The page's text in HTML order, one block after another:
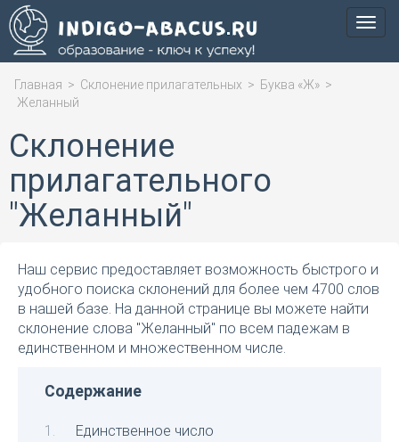
Меню
Главная > Склонение прилагательных > Буква «Ж» >
Желанный
Склонение
прилагательного
"Желанный"
Наш сервис предоставляет возможность быстрого и
удобного поиска склонений для более чем 4700 слов
в нашей базе. На данной странице вы можете найти
склонение слова "Желанный" по всем падежам в
единственном и множественном числе.
Содержание
Единственное число